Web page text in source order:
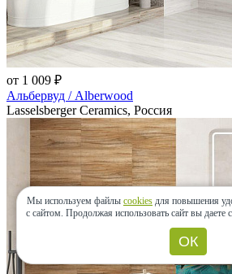
от 1 009 ₽
Альбервуд / Alberwood
Lasselsberger Ceramics, Россия
Мы используем файлы cookies для повышения
с сайтом. Продолжая использовать сайт вы даете
ОК